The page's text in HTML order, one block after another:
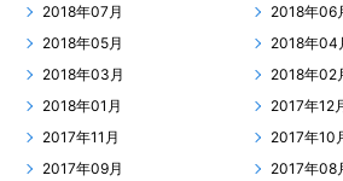
2018年07月
2018年06
2018年05月
2018年04
2018年03月
2018年02
2018年01月
2017年12
2017年11月
2017年10
2017年09月
2017年08